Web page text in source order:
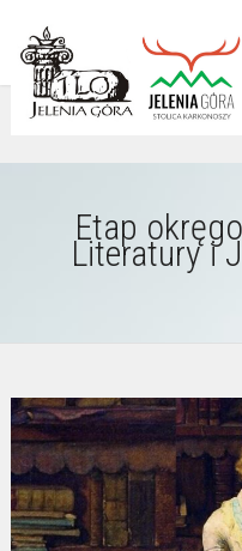
Etap
Literatury i